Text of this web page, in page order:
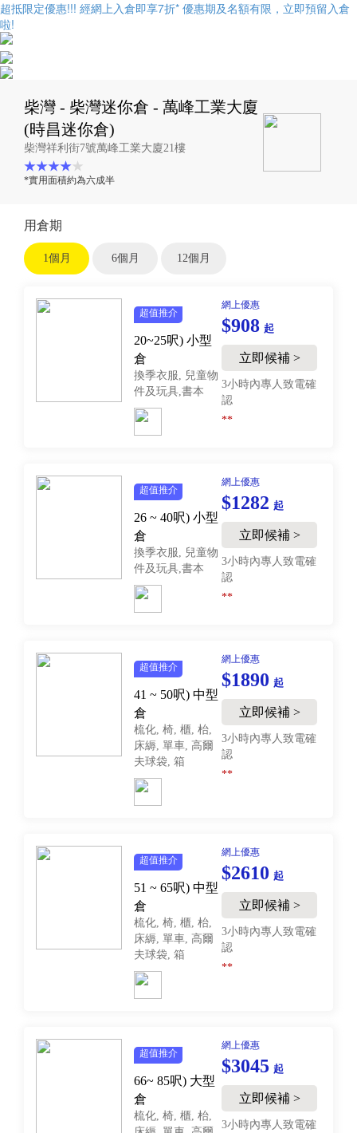
超抵限定優惠!!! 經網上入倉即享7折* 優惠期及名額有限，立即預留入倉
啦!
柴灣 - 柴灣迷你倉 - 萬峰工業大廈
(時昌迷你倉)
柴灣祥利街7號萬峰工業大廈21樓
*實用面積約為六成半
用倉期
1個月 6個月 12個月
超值推介
20~25呎) 小型
倉
換季衣服, 兒童物
件及玩具,書本
網上優惠
$908 起
立即候補 >
3小時內專人致電確
認
**
超值推介
26 ~ 40呎) 小型
倉
換季衣服, 兒童物
件及玩具,書本
網上優惠
$1282 起
立即候補 >
3小時內專人致電確
認
**
超值推介
41 ~ 50呎) 中型
倉
梳化, 椅, 櫃, 枱,
床縟, 單車, 高爾
夫球袋, 箱
網上優惠
$1890 起
立即候補 >
3小時內專人致電確
認
**
超值推介
51 ~ 65呎) 中型
倉
梳化, 椅, 櫃, 枱,
床縟, 單車, 高爾
夫球袋, 箱
網上優惠
$2610 起
立即候補 >
3小時內專人致電確
認
**
超值推介
66~ 85呎) 大型
倉
梳化, 椅, 櫃, 枱,
網上優惠
$3045 起
立即候補 >
3小時內專人致電確